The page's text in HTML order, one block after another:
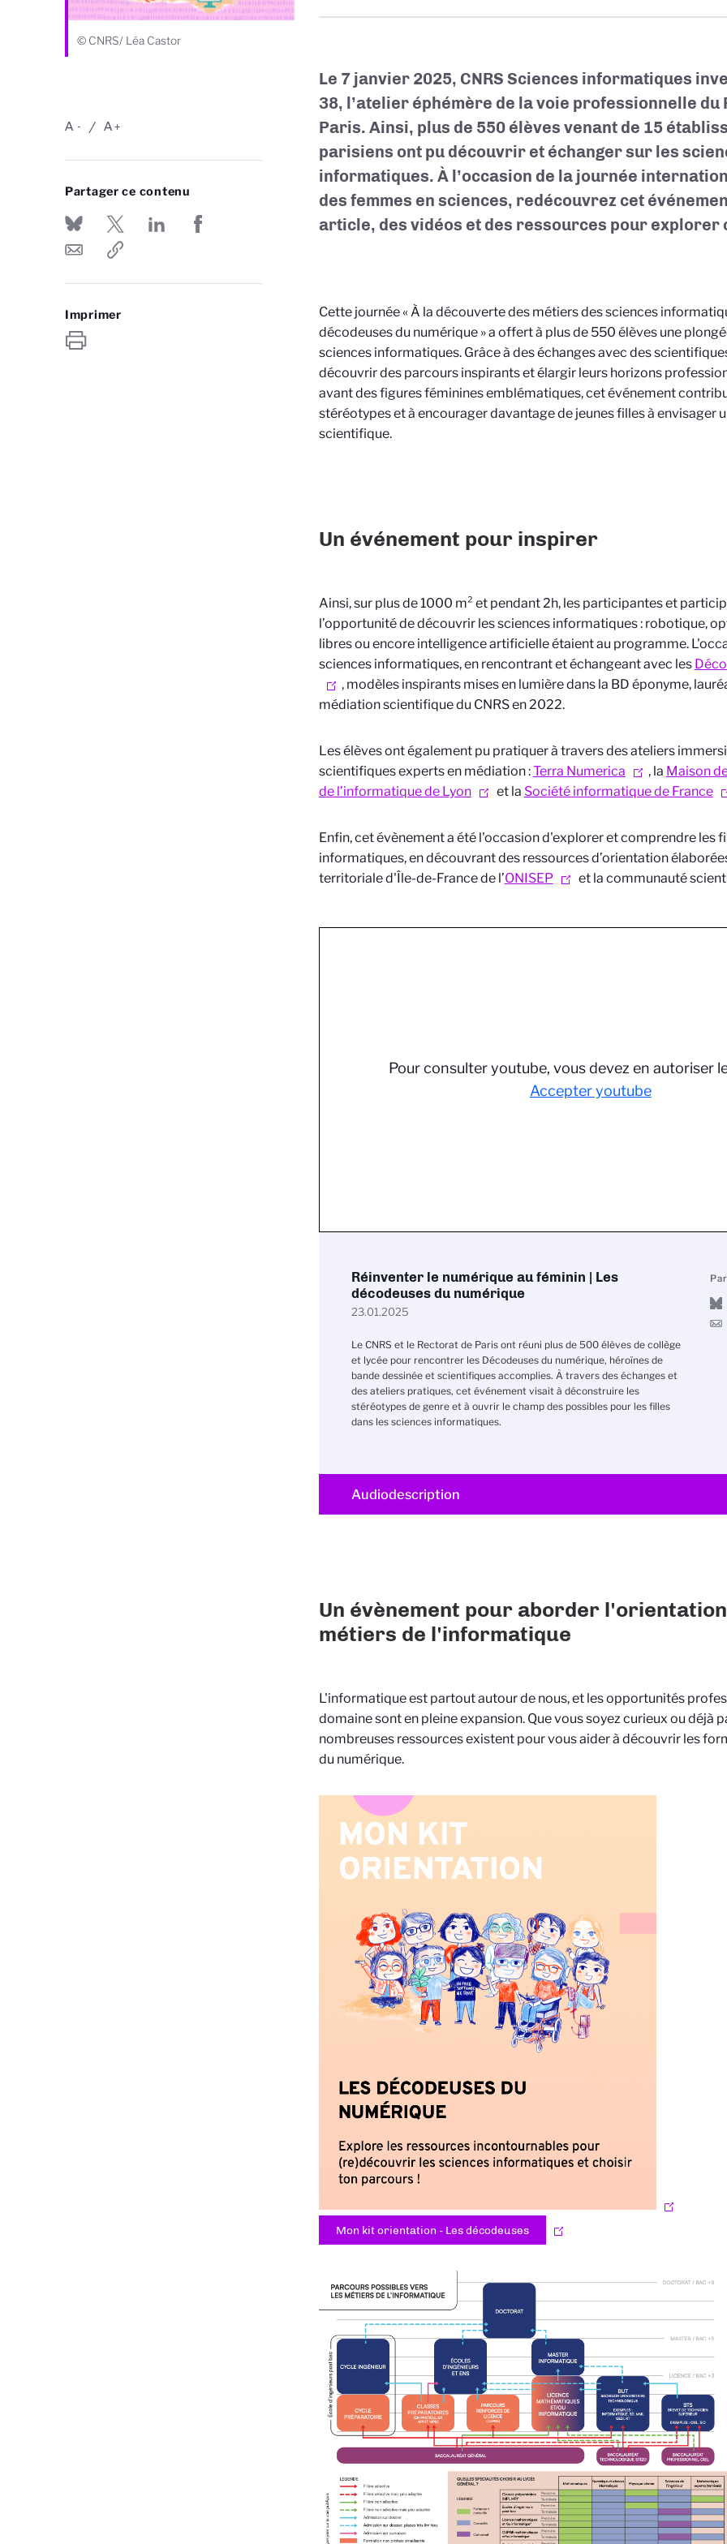
© CNRS/ Léa Castor
-
A +
A
Partager ce contenu
Imprimer
Le 7 janvier 2025, CNRS Sciences informatiques
38, l’atelier éphémère de la voie professionnelle du
Paris. Ainsi, plus de 550 élèves venant de 15
parisiens ont pu découvrir et échanger sur les
informatiques. À l’occasion de la journée
des femmes en sciences, redécouvrez cet
article, des vidéos et des ressources pour explorer
Cette journée « À la découverte des métiers des sciences
décodeuses du numérique » a offert à plus de 550 élèves une
sciences informatiques. Grâce à des échanges avec des
découvrir des parcours inspirants et élargir leurs horizons
avant des figures féminines emblématiques, cet événement
stéréotypes et à encourager davantage de jeunes filles à envisager
scientifique.
Un événement pour inspirer
Ainsi, sur plus de 1000 m² et pendant 2h, les participantes et
l’opportunité de découvrir les sciences informatiques : robotique,
libres ou encore intelligence artificielle étaient au programme.
sciences informatiques, en rencontrant et échangeant avec les
, modèles inspirants mises en lumière dans la BD éponyme,
médiation scientifique du CNRS en 2022.
Les élèves ont également pu pratiquer à travers des ateliers
scientifiques experts en médiation :Terra Numerica , la Maison
de l’informatique de Lyon
et la Société informatique de France
Enfin, cet évènement a été l'occasion d'explorer et comprendre les
informatiques, en découvrant des ressources d’orientation
territoriale d'Île-de-France de l’ONISEP et la communauté
Pour consulter youtube, vous devez en autoriser
Accepter youtube
Réinventer le numérique au féminin | Les
décodeuses du numérique
23.01.2025
Le CNRS et le Rectorat de Paris ont réuni plus de 500 élèves de collège
et lycée pour rencontrer les Décodeuses du numérique, héroïnes de
bande dessinée et scientifiques accomplies. À travers des échanges et
des ateliers pratiques, cet événement visait à déconstruire les
stéréotypes de genre et à ouvrir le champ des possibles pour les filles
dans les sciences informatiques.
Audiodescription
Un évènement pour aborder
métiers de l'informatique
L'informatique est partout autour de nous, et les opportunités
domaine sont en pleine expansion. Que vous soyez curieux ou déjà
nombreuses ressources existent pour vous aider à découvrir les
du numérique.
Mon kit orientation - Les décodeuses